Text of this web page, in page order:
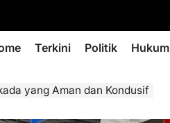
Terkini Politik Hukum
yang Aman dan Kondusif